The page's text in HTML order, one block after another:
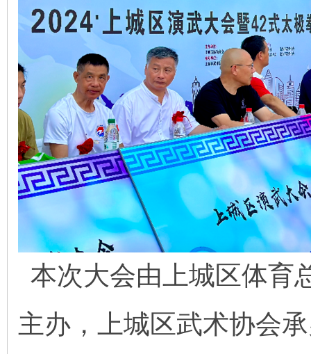
本次大会由上城区体育
主办，上城区武术协会